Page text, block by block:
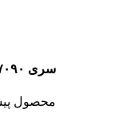
سری ۷۰۹۰
محصول